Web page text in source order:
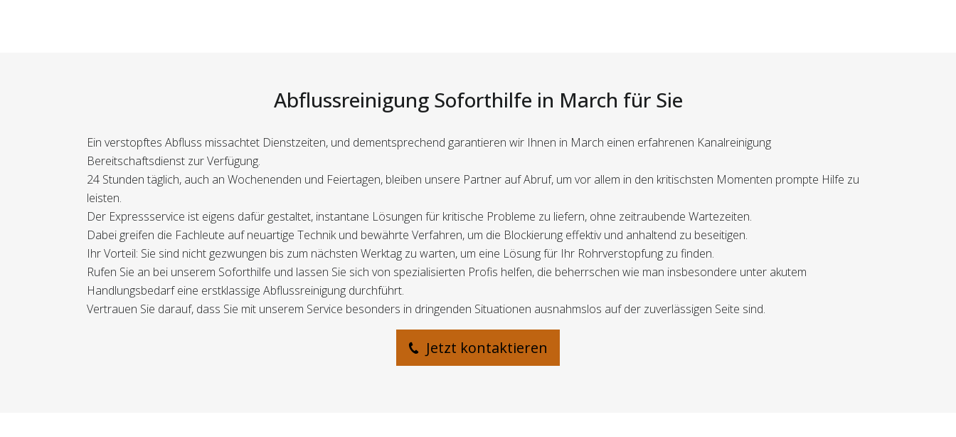
Abflussreinigung Soforthilfe in March für Sie
Ein verstopftes Abfluss missachtet Dienstzeiten, und dementsprechend garantieren wir Ihnen in March einen erfahrenen Kanalreinigung
Bereitschaftsdienst zur Verfügung.
24 Stunden täglich, auch an Wochenenden und Feiertagen, bleiben unsere Partner auf Abruf, um vor allem in den kritischsten Momenten prompte Hilfe zu
leisten.
Der Expressservice ist eigens dafür gestaltet, instantane Lösungen für kritische Probleme zu liefern, ohne zeitraubende Wartezeiten.
Dabei greifen die Fachleute auf neuartige Technik und bewährte Verfahren, um die Blockierung effektiv und anhaltend zu beseitigen.
Ihr Vorteil: Sie sind nicht gezwungen bis zum nächsten Werktag zu warten, um eine Lösung für Ihr Rohrverstopfung zu finden.
Rufen Sie an bei unserem Soforthilfe und lassen Sie sich von spezialisierten Profis helfen, die beherrschen wie man insbesondere unter akutem
Handlungsbedarf eine erstklassige Abflussreinigung durchführt.
Vertrauen Sie darauf, dass Sie mit unserem Service besonders in dringenden Situationen ausnahmslos auf der zuverlässigen Seite sind.
Jetzt kontaktieren